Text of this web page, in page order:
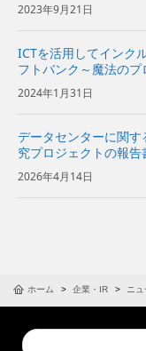
2023年9月21日
ICTを活用してインク
フトバンク～魔法の
国内の自治体、教育委
めのレクチャーなど
2024年1月31日
データセンターに関
究プロジェクトの報告
2026年4月14日
ホーム 企業・IR ニュ
Conduct